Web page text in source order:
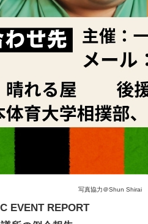
写真協力＠Shun Shirai
EVENT REPORT